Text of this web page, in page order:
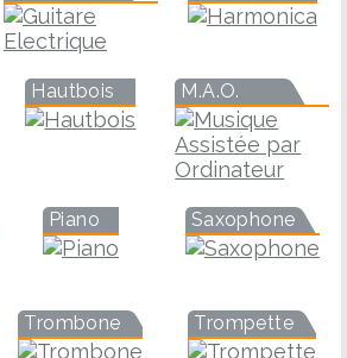
Hautbois M.A.O.
Piano Saxophone
Trombone Trompette